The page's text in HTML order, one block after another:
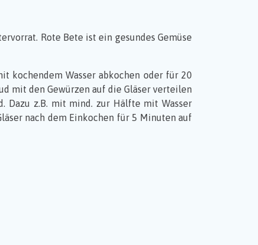
Rote Bete ist ein gesundes Gemüse
kochendem Wasser abkochen oder für 20
mit den Gewürzen auf die Gläser verteilen
Dazu z.B. mit mind. zur Hälfte mit Wasser
nach dem Einkochen für 5 Minuten auf